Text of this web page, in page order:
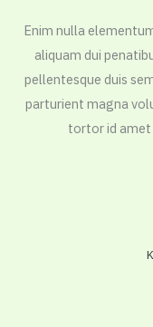
Enim nulla
aliquam dui
pellentesque duis
parturient magna
tortor id